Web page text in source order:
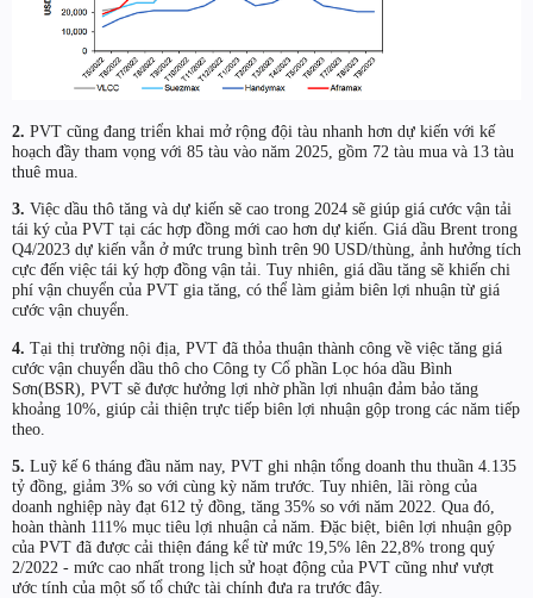
2. PVT cũng đang triển khai mở rộng đội tàu nhanh hơn dự kiến với kế
hoạch đầy tham vọng với 85 tàu vào năm 2025, gồm 72 tàu mua và 13 tàu
thuê mua.
3. Việc dầu thô tăng và dự kiến sẽ cao trong 2024 sẽ giúp giá cước vận tải
tái ký của PVT tại các hợp đồng mới cao hơn dự kiến. Giá dầu Brent trong
Q4/2023 dự kiến vẫn ở mức trung bình trên 90 USD/thùng, ảnh hưởng tích
cực đến việc tái ký hợp đồng vận tải. Tuy nhiên, giá dầu tăng sẽ khiến chi
phí vận chuyển của PVT gia tăng, có thể làm giảm biên lợi nhuận từ giá
cước vận chuyển.
4. Tại thị trường nội địa, PVT đã thỏa thuận thành công về việc tăng giá
cước vận chuyển dầu thô cho Công ty Cổ phần Lọc hóa dầu Bình
Sơn(BSR), PVT sẽ được hưởng lợi nhờ phần lợi nhuận đảm bảo tăng
khoảng 10%, giúp cải thiện trực tiếp biên lợi nhuận gộp trong các năm tiếp
theo.
5. Luỹ kế 6 tháng đầu năm nay, PVT ghi nhận tổng doanh thu thuần 4.135
tỷ đồng, giảm 3% so với cùng kỳ năm trước. Tuy nhiên, lãi ròng của
doanh nghiệp này đạt 612 tỷ đồng, tăng 35% so với năm 2022. Qua đó,
hoàn thành 111% mục tiêu lợi nhuận cả năm. Đặc biệt, biên lợi nhuận gộp
của PVT đã được cải thiện đáng kể từ mức 19,5% lên 22,8% trong quý
2/2022 - mức cao nhất trong lịch sử hoạt động của PVT cũng như vượt
ước tính của một số tổ chức tài chính đưa ra trước đây.